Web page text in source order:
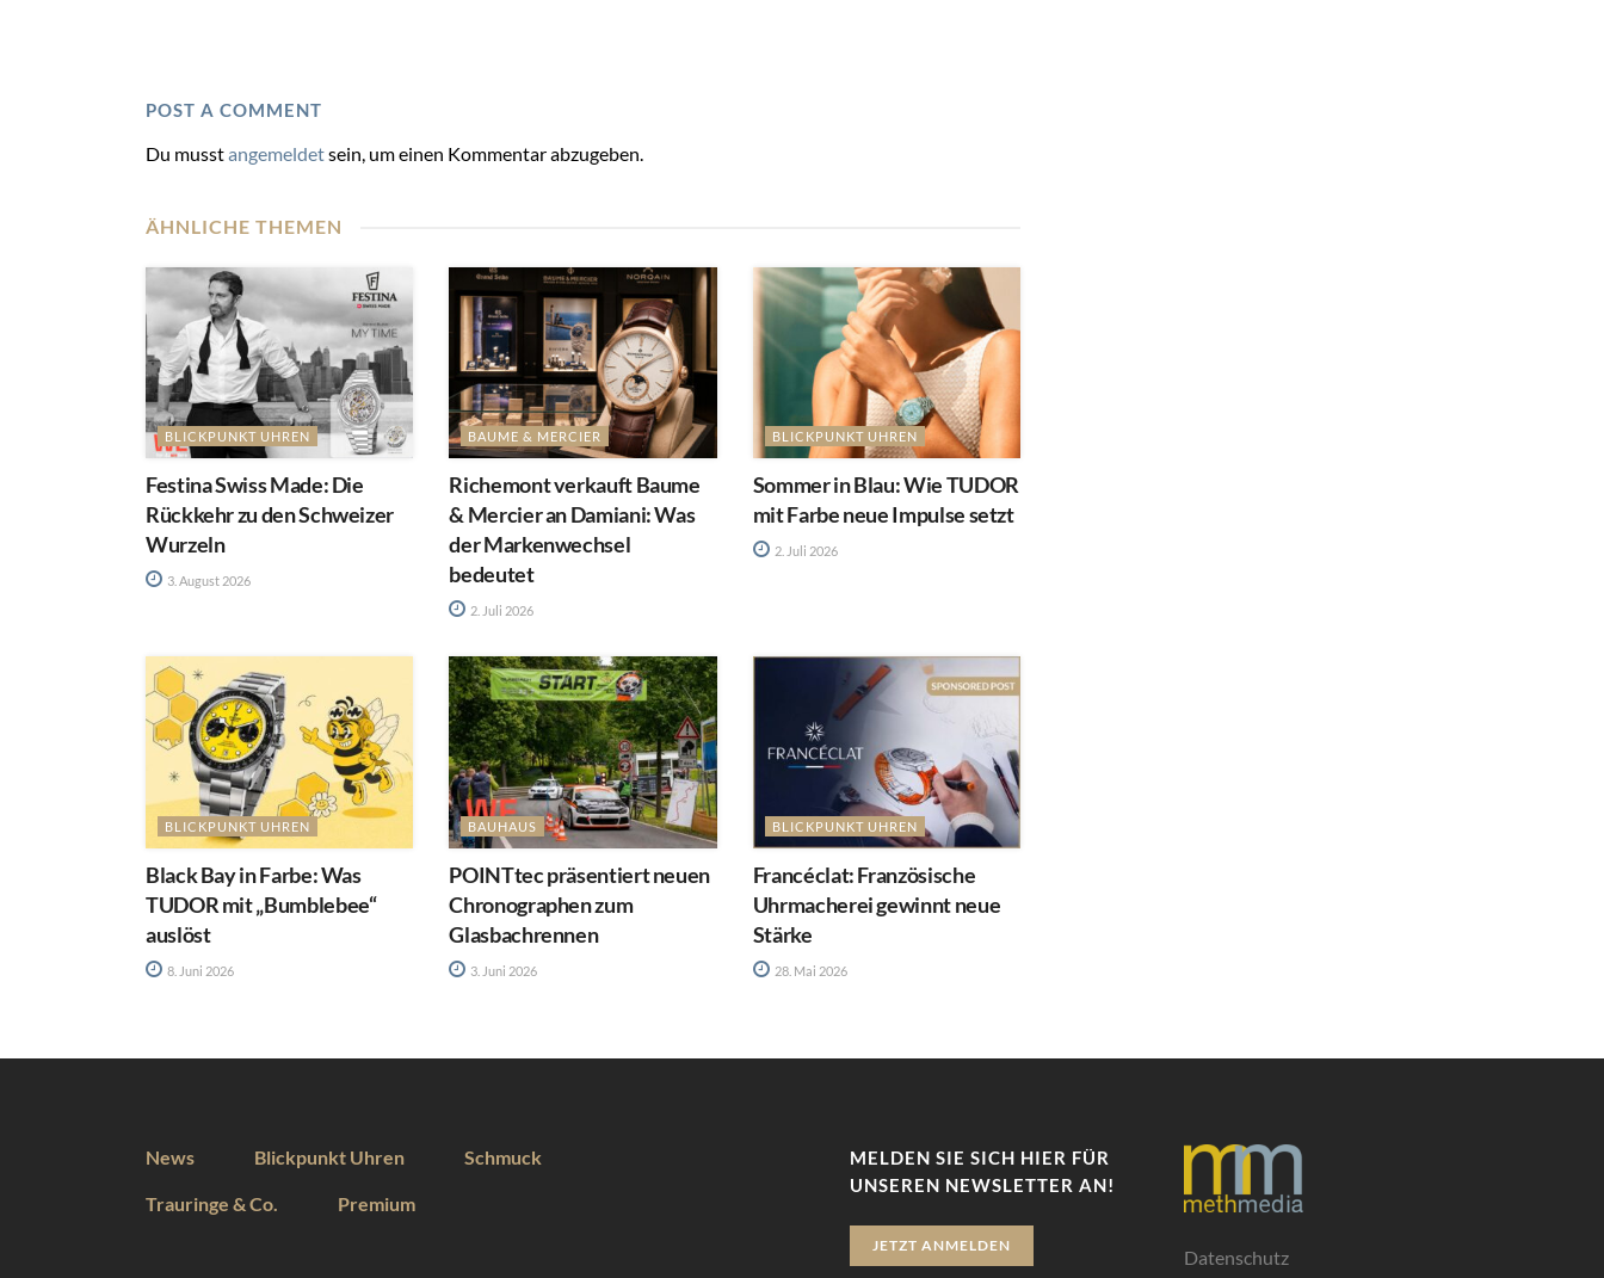
POST A COMMENT
Du musstangemeldetsein, um einen Kommentar abzugeben.
ÄHNLICHE THEMEN
BLICKPUNKT UHREN
Festina Swiss Made: Die
Rückkehr zu den Schweizer
Wurzeln
3. August 2026
BAUME & MERCIER
Richemont verkauft Baume
& Mercier an Damiani: Was
der Markenwechsel
bedeutet
2. Juli 2026
BLICKPUNKT UHREN
Sommer in Blau: Wie TUDOR
mit Farbe neue Impulse setzt
2. Juli 2026
BLICKPUNKT UHREN
Black Bay in Farbe: Was
TUDOR mit „Bumblebee“
auslöst
8. Juni 2026
BAUHAUS
POINTtec präsentiert neuen
Chronographen zum
Glasbachrennen
3. Juni 2026
BLICKPUNKT UHREN
Francéclat: Französische
Uhrmacherei gewinnt neue
Stärke
28. Mai 2026
News Blickpunkt Uhren Schmuck
Trauringe & Co. Premium
MELDEN SIE SICH HIER FÜR
UNSEREN NEWSLETTER AN!
JETZT ANMELDEN
Datenschutz